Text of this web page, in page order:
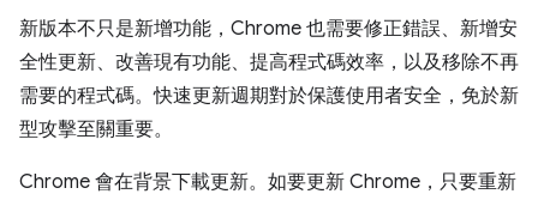
新版本不只是新增功能，Chrome 也需要修正錯誤、新增安
全性更新、改善現有功能、提高程式碼效率，以及移除不再
需要的程式碼。快速更新週期對於保護使用者安全，免於新
型攻擊至關重要。
Chrome 會在背景下載更新。如要更新 Chrome，只要重新